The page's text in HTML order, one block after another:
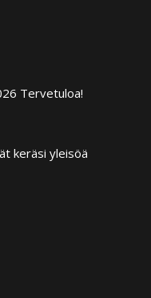
Tervetuloa!
keräsi yleisöä